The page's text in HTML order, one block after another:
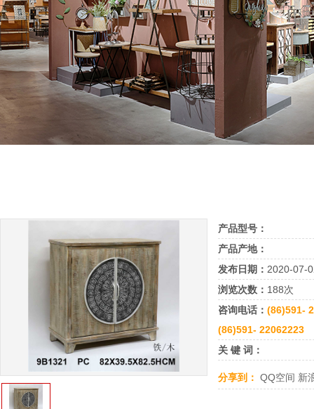
产品型号：
产品产地：
发布日期： 2020-07-
浏览次数： 188次
咨询电话： (86)591-
(86)591- 22062223
关 键 词：
分享到： QQ空间 新